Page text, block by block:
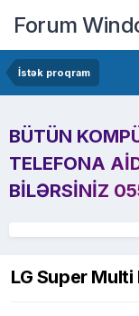
Forum
İstək proqram
BÜTÜN
TELEFONA
BILƏRSINIZ
LG Super Multi